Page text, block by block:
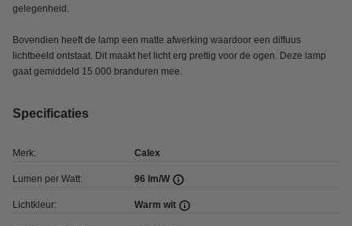
gelegenheid.
Bovendien heeft de lamp een matte afwerking waardoor een diffuus
lichtbeeld ontstaat. Dit maakt het licht erg prettig voor de ogen. Deze lamp
gaat gemiddeld 15.000 branduren mee.
Specificaties
Merk: Calex
Lumen per Watt: 96 lm/W
Lichtkleur: Warm wit